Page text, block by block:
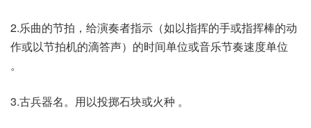
2.乐曲的节拍，给演奏者指示（如以指挥的手或指挥棒的动
作或以节拍机的滴答声）的时间单位或音乐节奏速度单位
。
3.古兵器名。用以投掷石块或火种 。